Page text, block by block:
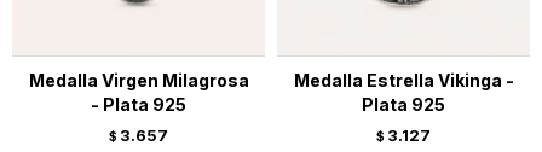
Medalla Virgen Milagrosa
- Plata 925
$ 3.657
Medalla Estrella Vikinga -
Plata 925
$ 3.127